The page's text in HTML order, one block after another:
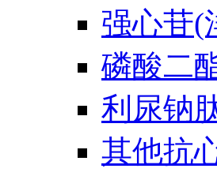
强心苷(
磷酸二
利尿钠
其他抗